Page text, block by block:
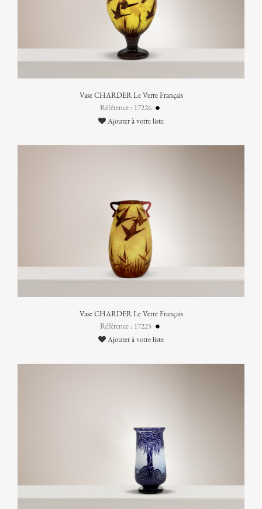
Vase CHARDER Le Verre Français
Référence : 17226
Ajouter à votre liste
Vase CHARDER Le Verre Français
Référence : 17225
Ajouter à votre liste